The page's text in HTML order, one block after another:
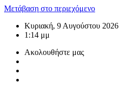
Μετάβαση στο περιεχόμενο
Κυριακή, 9 Αυγούστου 2026
1:14 μμ
Ακολουθήστε μας